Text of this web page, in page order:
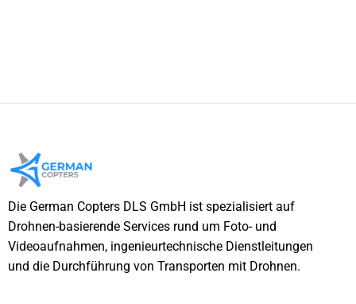
Die German Copters DLS GmbH ist spezialisiert auf
Drohnen-basierende Services rund um Foto- und
Videoaufnahmen, ingenieurtechnische Dienstleitungen
und die Durchführung von Transporten mit Drohnen.